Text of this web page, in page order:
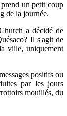
un petit coup
de la journée.
a décidé de
Il s'agit de
ville, uniquement
positifs ou
par les jours
mouillés, du